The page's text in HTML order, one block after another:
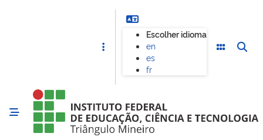
Escolher idioma
en
es
fr